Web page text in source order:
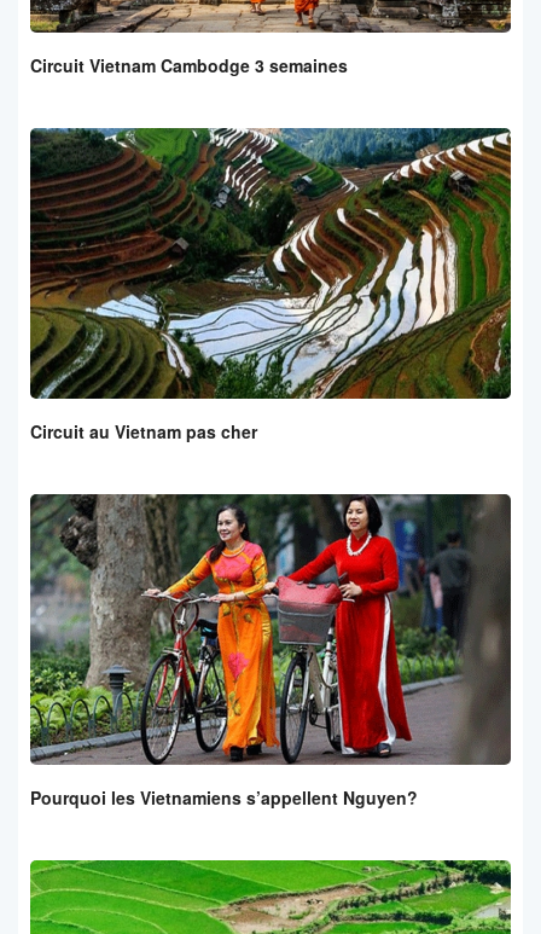
Circuit Vietnam Cambodge 3 semaines
Circuit au Vietnam pas cher
Pourquoi les Vietnamiens s’appellent Nguyen?